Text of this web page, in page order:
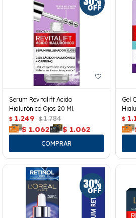
Serum Revitalift Acido
Hialurónico Ojos 20 Ml.
$ 1.249 $ 1.784
$ 1.062 $ 1.062
Gel
$